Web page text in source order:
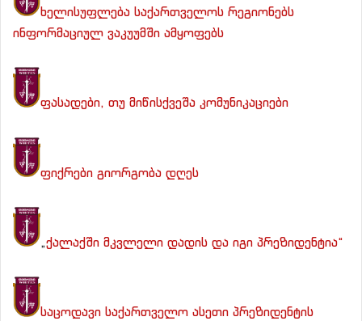
ხელისუფლება საქართველოს რეგიონებს
ინფორმაციულ ვაკუუმში ამყოფებს
ფასადები, თუ მიწისქვეშა კომუნიკაციები
ფიქრები გიორგობა დღეს
„ქალაქში მკვლელი დადის და იგი პრეზიდენტია“
საცოდავი საქართველო ასეთი პრეზიდენტის